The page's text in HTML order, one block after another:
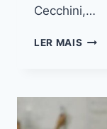
Cecchini,…
LER MAIS